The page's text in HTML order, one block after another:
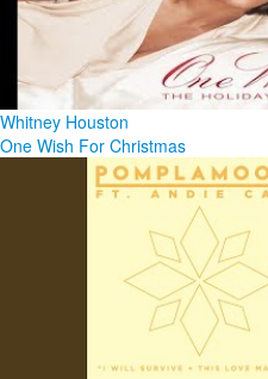
Whitney Houston
One Wish For Christmas